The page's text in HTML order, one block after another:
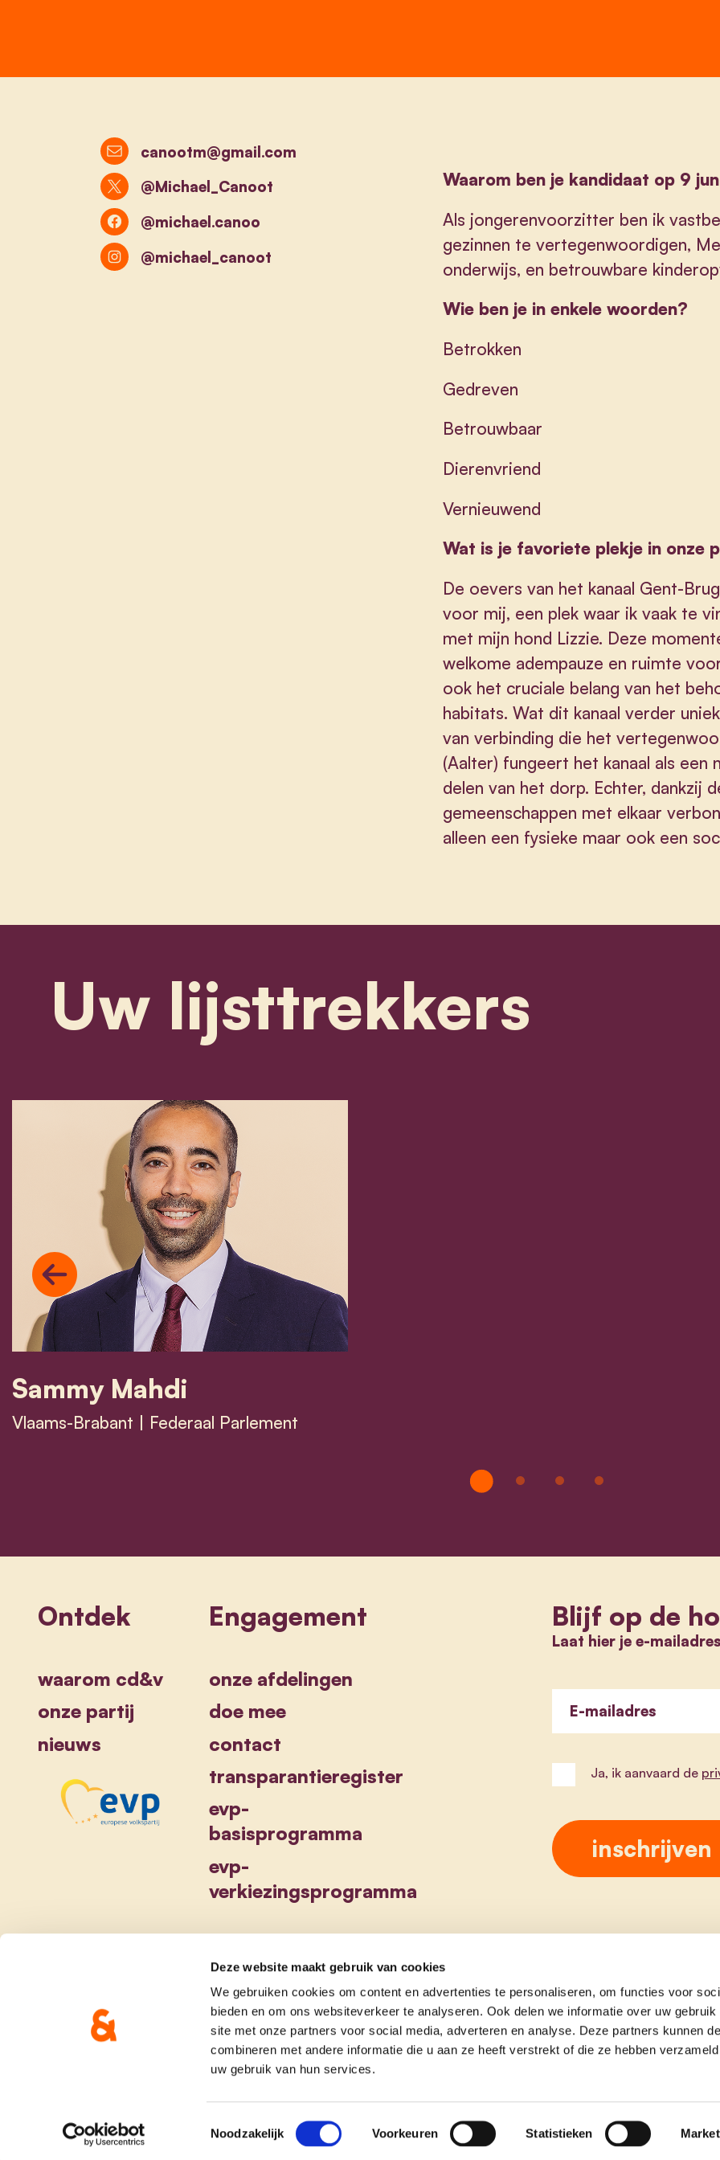
Deze website maakt gebruik van cookies
We gebruiken cookies om content en advertenties te personaliseren, om functies voor
bieden en om ons websiteverkeer te analyseren. Ook delen we informatie over uw gebruik
site met onze partners voor social media, adverteren en analyse. Deze partners kunnen
combineren met andere informatie die u aan ze heeft verstrekt of die ze hebben
uw gebruik van hun services.
Toestemmingsselectie
Noodzakelijk Voorkeuren Statistieken
Waarom ben je kandidaat op 9
Als jongerenvoorzitter ben ik
gezinnen te vertegenwoordigen,
onderwijs, en betrouwbare
Wie ben je in enkele woorden?
Betrokken
Gedreven
Betrouwbaar
Dierenvriend
Vernieuwend
Wat is je favoriete plekje in onze
De oevers van het kanaal Gent-
voor mij, een plek waar ik vaak te
met mijn hond Lizzie. Deze
welkome adempauze en ruimte
ook het cruciale belang van het
habitats. Wat dit kanaal verder
van verbinding die het
(Aalter) fungeert het kanaal als een
delen van het dorp. Echter, dankzij
gemeenschappen met elkaar
alleen een fysieke maar ook een
canootm@gmail.com
@Michael_Canoot
@michael.canoo
@michael_canoot
Uw lijsttrekkers
Sammy Mahdi
Vlaams-Brabant | Federaal Parlement
Previous
Ontdek
waarom cd&v
onze partij
nieuws
Engagement
onze afdelingen
doe mee
contact
transparantieregister
evp-
basisprogramma
evp-
verkiezingsprogramma
Blijf op de
Laat hier je e-
E-mailadres
Ja, ik aanvaard de